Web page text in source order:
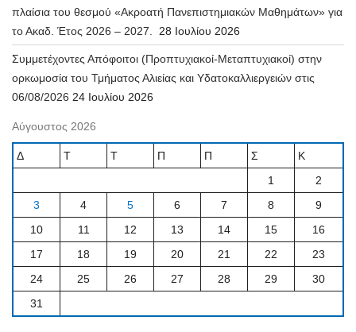
πλαίσια του θεσμού «Ακροατή Πανεπιστημιακών Μαθημάτων» για
το Ακαδ. Έτος 2026 – 2027.
28 Ιουλίου 2026
Συμμετέχοντες Απόφοιτοι (Προπτυχιακοί-Μεταπτυχιακοί) στην
ορκωμοσία του Τμήματος Αλιείας και Υδατοκαλλιεργειών στις
06/08/2026 24 Ιουλίου 2026
Αύγουστος 2026
Δ Τ Τ Π Π Σ
Κ
1
2
3
4 5 6 7 8
9
10
11 12 13 14 15
16
17
18 19 20 21 22
23
24
25 26 27 28 29
30
31